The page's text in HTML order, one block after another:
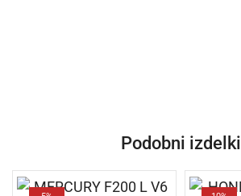
Podobni izdelki